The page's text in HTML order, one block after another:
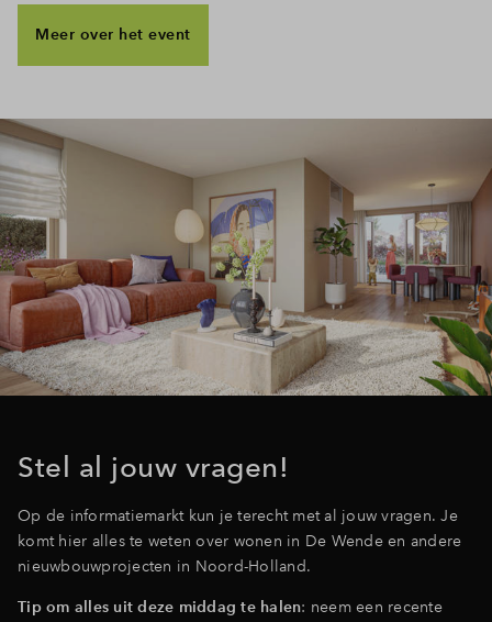
Meer over het event
Stel al jouw vragen!
Op de informatiemarkt kun je terecht met al jouw vragen. Je
komt hier alles te wetenover wonen in De Wende en andere
nieuwbouwprojecten in Noord-Holland.
Tip om alles uit deze middag te halen: neem een recente